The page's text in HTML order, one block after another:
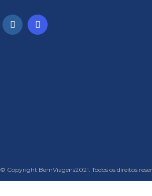
© Copyright BemViagens2021. Todos os direitos